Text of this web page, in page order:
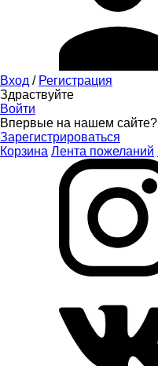
Вход / Регистрация
Здраствуйте
Войти
Впервые на нашем сайте?
Зарегистрироваться
Корзина Лента пожеланий